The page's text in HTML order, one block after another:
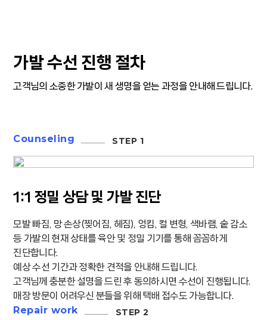
가발 수선 진행 절차
고객님의 소중한 가발이 새 생명을 얻는 과정을 안내해 드립니다.
Counseling
1:1 정밀 상담 및 가발 진단
모발 빠짐, 망 손상(찢어짐, 헤짐), 엉킴, 컬 변형, 색바램, 숱 감소
등 가발의 현재 상태를 육안 및 정밀 기기를 통해 꼼꼼하게
진단합니다.
예상 수선 기간과 정확한 견적을 안내해 드립니다.
고객님께 충분한 설명을 드린 후 동의하시면 수선이 진행됩니다.
매장 방문이 어려우신 분들을 위해 택배 접수도 가능합니다.
Repair work